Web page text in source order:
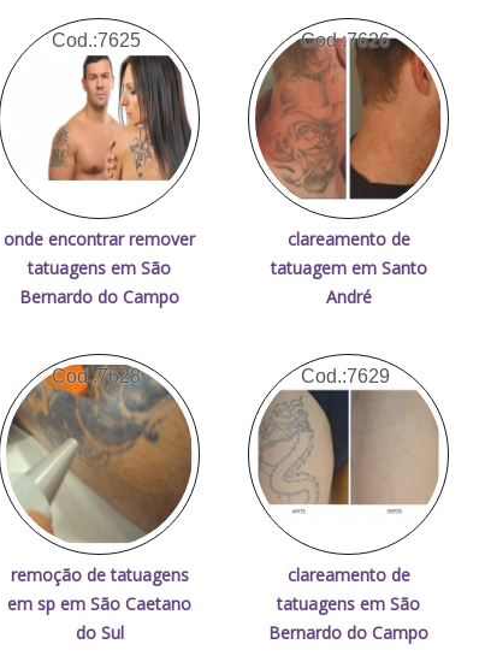
Cod.:7625
onde encontrar remover
tatuagens em São
Bernardo do Campo
Cod.:7626
clareamento de
tatuagem em Santo
André
Cod.:7628
remoção de tatuagens
em sp em São Caetano
do Sul
Cod.:7629
clareamento de
tatuagens em São
Bernardo do Campo